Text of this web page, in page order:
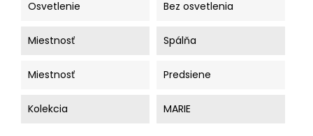
Osvetlenie Bez osvetlenia
Miestnosť Spálňa
Miestnosť Predsiene
Kolekcia MARIE